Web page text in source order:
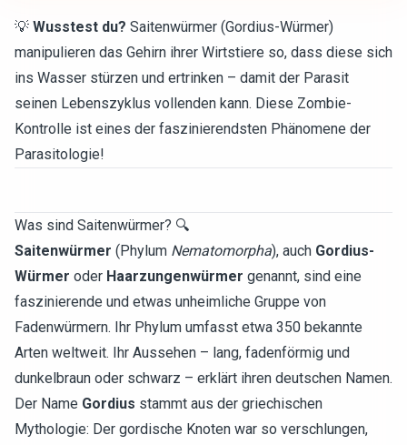
💡 Wusstest du? Saitenwürmer (Gordius-Würmer)
manipulieren das Gehirn ihrer Wirtstiere so, dass diese sich
ins Wasser stürzen und ertrinken – damit der Parasit
seinen Lebenszyklus vollenden kann. Diese Zombie-
Kontrolle ist eines der faszinierendsten Phänomene der
Parasitologie!
Was sind Saitenwürmer? 🔍
Saitenwürmer (Phylum Nematomorpha), auch Gordius-
Würmer oder Haarzungenwürmer genannt, sind eine
faszinierende und etwas unheimliche Gruppe von
Fadenwürmern. Ihr Phylum umfasst etwa 350 bekannte
Arten weltweit. Ihr Aussehen – lang, fadenförmig und
dunkelbraun oder schwarz – erklärt ihren deutschen Namen.
Der Name Gordius stammt aus der griechischen
Mythologie: Der gordische Knoten war so verschlungen,